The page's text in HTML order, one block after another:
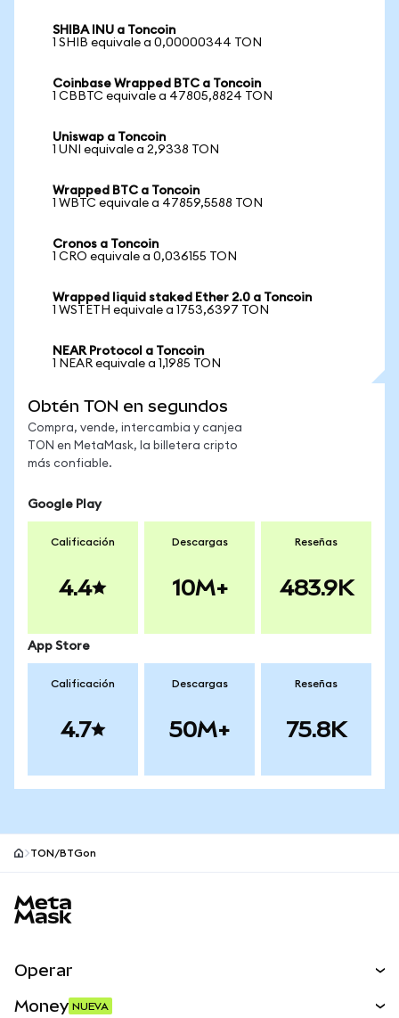
SHIBA INU a Toncoin
1 SHIB equivale a 0,00000344 TON
Coinbase Wrapped BTC a Toncoin
1 CBBTC equivale a 47805,8824 TON
Uniswap a Toncoin
1 UNI equivale a 2,9338 TON
Wrapped BTC a Toncoin
1 WBTC equivale a 47859,5588 TON
Cronos a Toncoin
1 CRO equivale a 0,036155 TON
Wrapped liquid staked Ether 2.0 a Toncoin
1 WSTETH equivale a 1753,6397 TON
NEAR Protocol a Toncoin
1 NEAR equivale a 1,1985 TON
Obtén TON en segundos
Compra, vende, intercambia y canjea
TON en MetaMask, la billetera cripto
más confiable.
Google Play
Calificación
4.4
Descargas
10M+
Reseñas
483.9K
App Store
Calificación
4.7
Descargas
50M+
Reseñas
75.8K
TON/BTGon
Operar
Money NUEVA